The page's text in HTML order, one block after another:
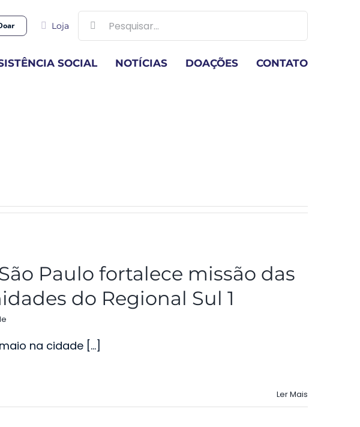
Loja
Buscar
resultados
para:
SOCIAL NOTÍCIAS DOAÇÕES CONTATO
Paulo fortalece missão das
do Regional Sul 1
na cidade [...]
Ler Mais